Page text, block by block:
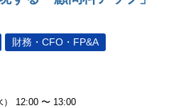
財務・CFO・FP&A
） 12:00 〜 13:00